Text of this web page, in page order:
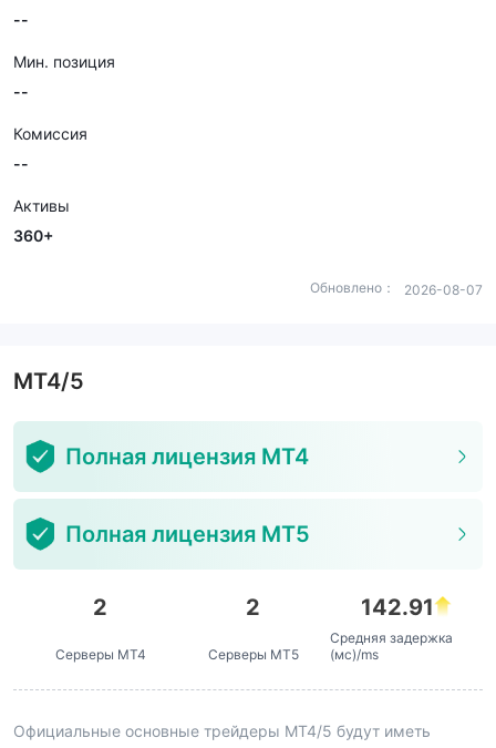
--
Мин. позиция
--
Комиссия
--
Активы
360+
Обновлено： 2026-08-07
MT4/5
Полная лицензия MT4
Полная лицензия MT5
2
Серверы MT4
2
Серверы MT5
142.91
Средняя задержка
(мс)/ms
Официальные основные трейдеры MT4/5 будут иметь